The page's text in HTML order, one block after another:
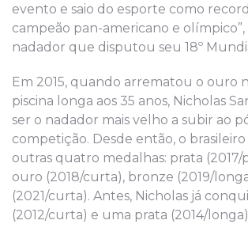
evento e saio do esporte como
campeão pan-americano e
nadador que disputou seu 18º
Em 2015, quando arrematou o ouro
piscina longa aos 35 anos, Nicholas
ser o nadador mais velho a subir ao
competição. Desde então, o
outras quatro medalhas: prata (2017/
ouro (2018/curta), bronze (2019/
(2021/curta). Antes, Nicholas já
(2012/curta) e uma prata (2014/